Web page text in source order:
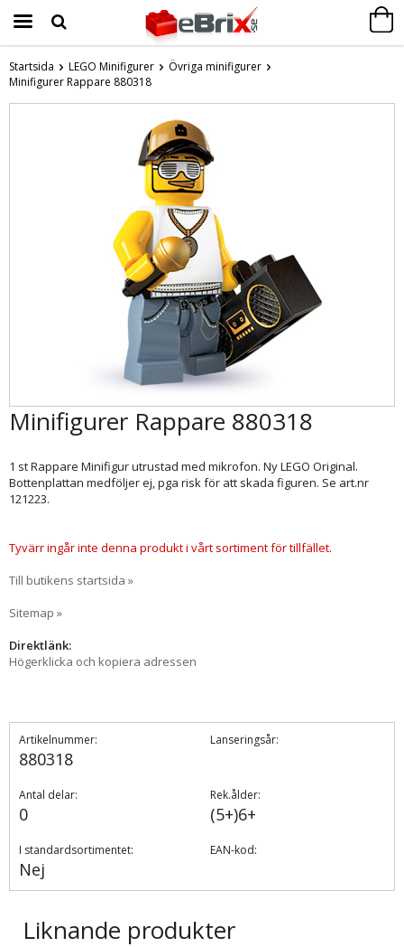
Produkten har blivit tillagd i varukorgen
Startsida LEGO Minifigurer
Övriga minifigurer
Minifigurer Rappare 880318
Minifigurer Rappare 880318
1 st Rappare Minifigur utrustad med mikrofon. Ny LEGO Original.
Bottenplattan medföljer ej, pga risk för att skada figuren. Se art.nr
121223.
Tyvärr ingår inte denna produkt i vårt sortiment för tillfället.
Till butikens startsida »
Sitemap »
Direktlänk:
Högerklicka och kopiera adressen
Artikelnummer:
880318
Lanseringsår:
Antal delar:
0
Rek.ålder:
(5+)6+
I standardsortimentet:
Nej
EAN-kod:
Liknande produkter